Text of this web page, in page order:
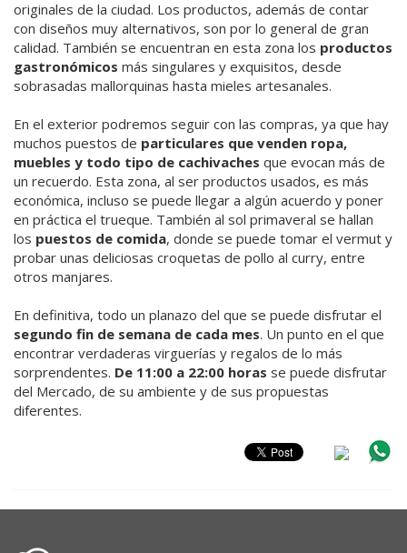
originales de la ciudad. Los productos, además de contar
con diseños muy alternativos, son por lo general de gran
calidad. También se encuentran en esta zona los productos
gastronómicos más singulares y exquisitos, desde
sobrasadas mallorquinas hasta mieles artesanales.
En el exterior podremos seguir con las compras, ya que hay
muchos puestos de particulares que venden ropa,
muebles y todo tipo de cachivaches que evocan más de
un recuerdo. Esta zona, al ser productos usados, es más
económica, incluso se puede llegar a algún acuerdo y poner
en práctica el trueque. También al sol primaveral se hallan
los puestos de comida, donde se puede tomar el vermut y
probar unas deliciosas croquetas de pollo al curry, entre
otros manjares.
En definitiva, todo un planazo del que se puede disfrutar el
segundo fin de semana de cada mes. Un punto en el que
encontrar verdaderas virguerías y regalos de lo más
sorprendentes. De 11:00 a 22:00 horas se puede disfrutar
del Mercado, de su ambiente y de sus propuestas
diferentes.